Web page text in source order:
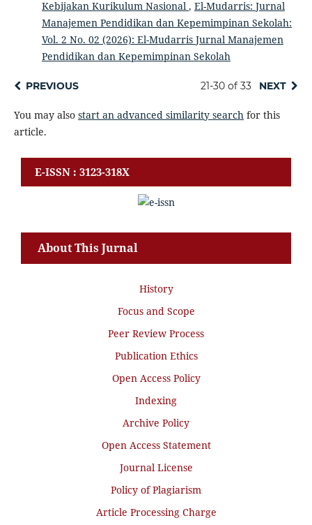
Kebijakan Kurikulum Nasional , El-Mudarris: Jurnal
Manajemen Pendidikan dan Kepemimpinan Sekolah:
Vol. 2 No. 02 (2026): El-Mudarris Jurnal Manajemen
Pendidikan dan Kepemimpinan Sekolah
PREVIOUS 21-30 of 33 NEXT
You may also start an advanced similarity searchfor this
article.
E-ISSN : 3123-318X
About This Jurnal
History
Focus and Scope
Peer Review Process
Publication Ethics
Open Access Policy
Indexing
Archive Policy
Open Access Statement
Journal License
Policy of Plagiarism
Article Processing Charge